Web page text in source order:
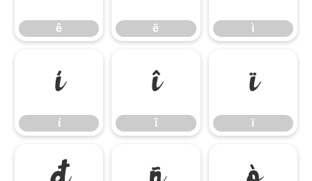
ê ë ì
í
í
î
î
ï
ï